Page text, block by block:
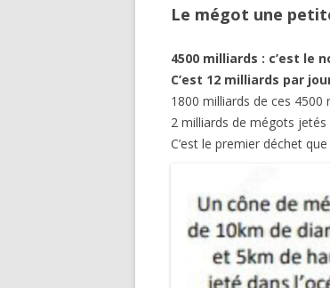
Le mégot une
4500 milliards : c’est le
C’est 12 milliards par
1800 milliards de ces 4500
2 milliards de mégots
C’est le premier déchet